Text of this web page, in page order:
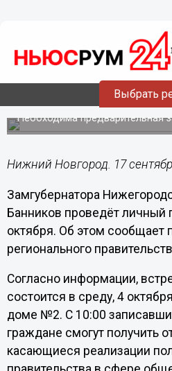
Выбрать
17.09.202312:05
Заместитель
Банников проведёт
Необходима предварительная
Нижний Новгород. 17
Замгубернатора
Банников проведёт личный
октября. Об этом сообщает
регионального
Согласно информации,
состоится в среду, 4
доме №2. С 10:00
граждане смогут получить
касающиеся реализации